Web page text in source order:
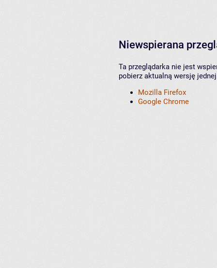
Niewspierana
Ta przeglądarka nie jest
pobierz aktualną wersję
Mozilla Firefox
Google Chrome